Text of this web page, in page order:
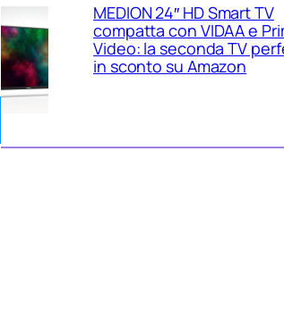
MEDION 24″ HD Smart TV
compatta con VIDAA e
Video: la seconda TV
in sconto su Amazon